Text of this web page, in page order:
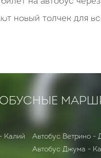
новый толчек для
Калий
Автобус Ветрино -
Автобус Джума -